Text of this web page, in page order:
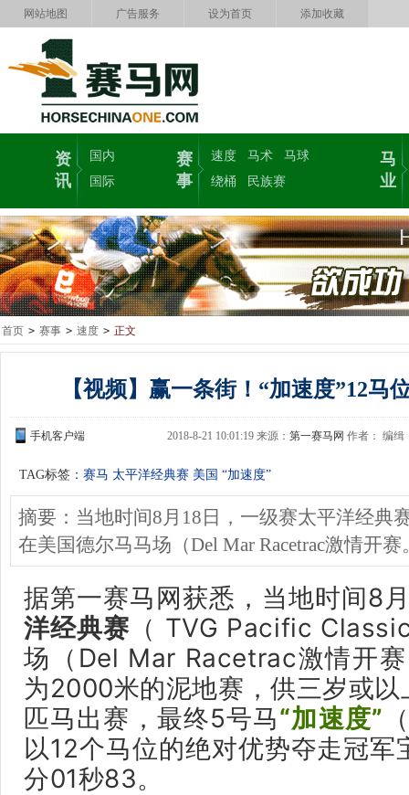
网站地图 广告服务 设为首页 添加收藏
资
讯
国内
国际
赛
事
速度 马术
马球
绕桶
民族赛
马
业
首页 > 赛事 > 速度 > 正文
【视频】赢一条街！“加速度”12马
手机客户端 2018-8-21 10:01:19 来源：第一赛马网 作者： 编缉
TAG标签： 赛马 太平洋经典赛 美国 “加速度”
摘要：当地时间8月18日，一级赛太平洋经典
在美国德尔马马场（Del Mar Racetrac激情开赛
据第一赛马网获悉，当地时间8
洋经典赛 （ TVG Pacific
场（Del Mar Racetrac激情开
为2000米的泥地赛，供三岁或
匹马出赛，最终5号马“加速度”
以12个马位的绝对优势夺走冠
分01秒83。